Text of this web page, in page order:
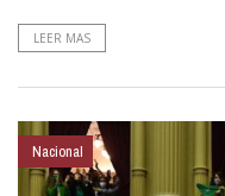
LEER MAS
Nacional